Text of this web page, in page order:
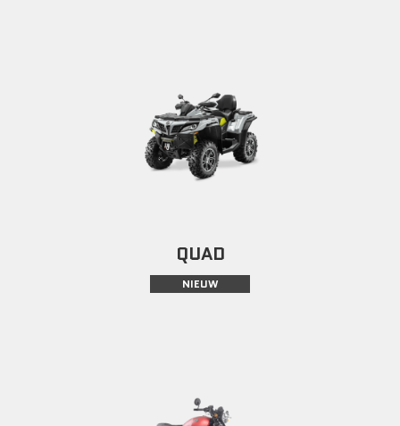
QUAD
NIEUW